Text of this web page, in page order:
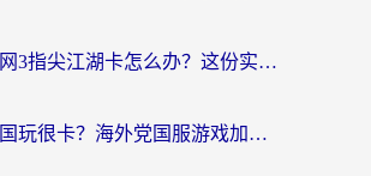
非洲玩剑网3指尖江湖卡怎么办？这份实测有效的国服游戏加速指南请收好
逆战在美国玩很卡？海外党国服游戏加速终极指南（附DNF宝可梦加速技巧）